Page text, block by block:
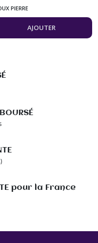
Malaisie collier
cm Bijou femme
PIERRE
AJOUTER
pour la France